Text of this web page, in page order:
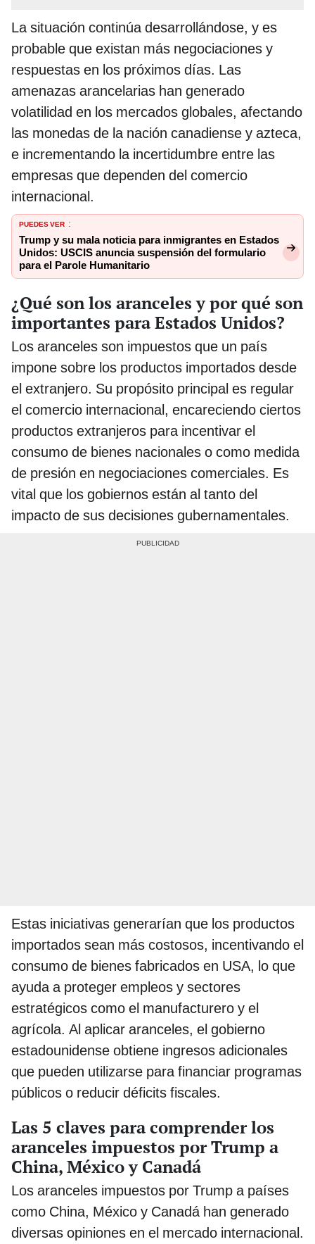
La situación continúa desarrollándose, y es
probable que existan más negociaciones y
respuestas en los próximos días. Las
amenazas arancelarias han generado
volatilidad en los mercados globales, afectando
las monedas de la nación canadiense y azteca,
e incrementando la incertidumbre entre las
empresas que dependen del comercio
internacional.
PUEDES VER :
Trump y su mala noticia para inmigrantes en Estados
Unidos: USCIS anuncia suspensión del formulario
para el Parole Humanitario
¿Qué son los aranceles y por qué son
importantes para Estados Unidos?
Los aranceles son impuestos que un país
impone sobre los productos importados desde
el extranjero. Su propósito principal es regular
el comercio internacional, encareciendo ciertos
productos extranjeros para incentivar el
consumo de bienes nacionales o como medida
de presión en negociaciones comerciales. Es
vital que los gobiernos están al tanto del
impacto de sus decisiones gubernamentales.
Estas iniciativas generarían que los productos
importados sean más costosos, incentivando el
consumo de bienes fabricados en USA, lo que
ayuda a proteger empleos y sectores
estratégicos como el manufacturero y el
agrícola. Al aplicar aranceles, el gobierno
estadounidense obtiene ingresos adicionales
que pueden utilizarse para financiar programas
públicos o reducir déficits fiscales.
Las 5 claves para comprender los
aranceles impuestos por Trump a
China, México y Canadá
Los aranceles impuestos por Trump a países
como China, México y Canadá han generado
diversas opiniones en el mercado internacional.